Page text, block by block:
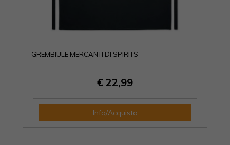
GREMBIULE MERCANTI DI SPIRITS
€ 22,99
Info/Acquista